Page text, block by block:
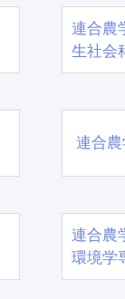
連合農
生社会
連合
連合農
環境学